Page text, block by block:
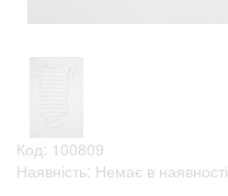
Код: 100809
Наявність: Немає в наявності